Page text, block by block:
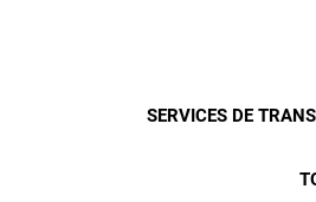
SERVICES DE